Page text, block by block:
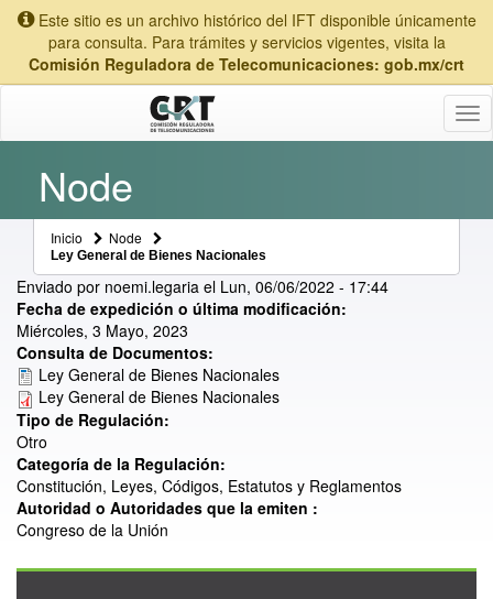
Este sitio es un archivo histórico del IFT disponible únicamente
para consulta. Para trámites y servicios vigentes, visita la
Comisión Reguladora de Telecomunicaciones: gob.mx/crt
Node
Inicio Node
Ley General de Bienes Nacionales
Enviado por noemi.legaria el Lun, 06/06/2022 - 17:44
Fecha de expedición o última modificación:
Miércoles, 3 Mayo, 2023
Consulta de Documentos:
Ley General de Bienes Nacionales
Ley General de Bienes Nacionales
Tipo de Regulación:
Otro
Categoría de la Regulación:
Constitución, Leyes, Códigos, Estatutos y Reglamentos
Autoridad o Autoridades que la emiten :
Congreso de la Unión